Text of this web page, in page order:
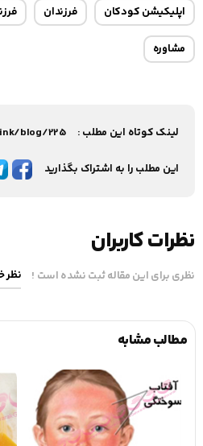
اپلیکیشن کودکان فرزندان
مشاوره
لینک کوتاه این مطلب : blog/225
این مطلب را به اشتراک بگذارید
نظرات کاربران
نظری برای این مقاله ثبت نشده است ! نظر
مطالب مشابه